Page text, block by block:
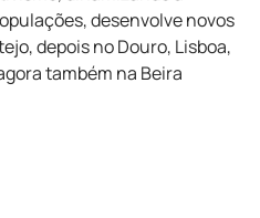
desenvolve novos
depois no Douro, Lisboa,
também na Beira